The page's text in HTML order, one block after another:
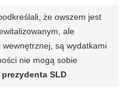
że owszem jest
ale
wewnętrznej, są wydatkami
nie mogą sobie
SLD